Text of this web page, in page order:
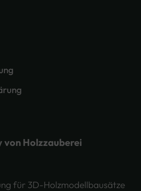
von Holzzauberei
für 3D-Holzmodellbausätze